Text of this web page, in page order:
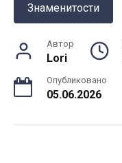
Знаменитости
Автор
Lori
Опубликовано
05.06.2026